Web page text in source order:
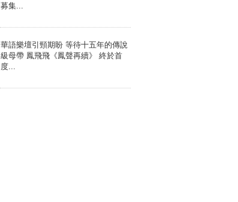
募集...
華語樂壇引頸期盼 等待十五年的傳說
級母帶 鳳飛飛《鳳聲再續》 終於首
度...